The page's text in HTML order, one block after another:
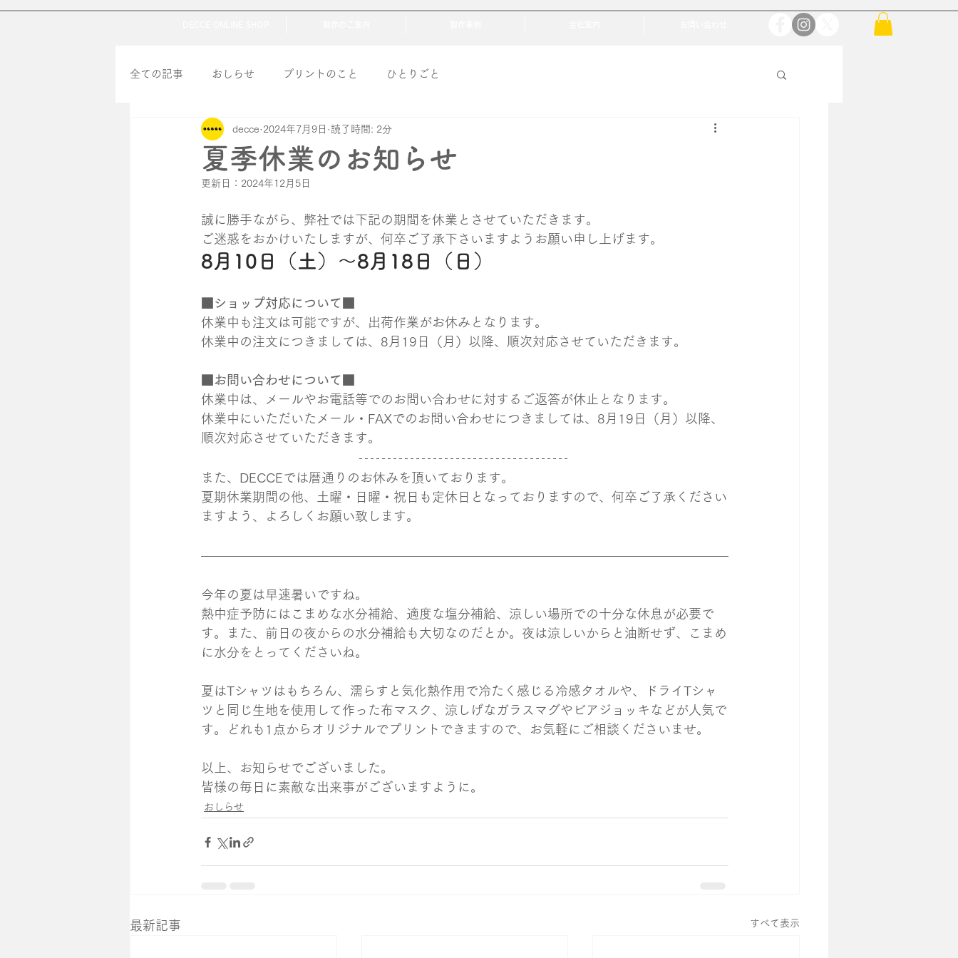
全ての記事 おしらせ プリントのこと ひとりごと
夏季休業のお知らせ
decce 2024年7月9日 読了時間: 2分
更新日： 2024年12月5日
誠に勝手ながら、弊社では下記の期間を休業とさせていただきます。
ご迷惑をおかけいたしますが、何卒ご了承下さいますようお願い申し上げます。
8月10日（土）〜8月18日（日）
■ショップ対応について■​
休業中も注文は可能ですが、出荷作業がお休みとなります。
休業中の注文につきましては、8月19日（月）以降、順次対応させていただきます。
​■お問い合わせについて■​
休業中は、メールやお電話等でのお問い合わせに対するご返答が休止となります。
休業中にいただいたメール・FAXでのお問い合わせにつきましては、8月19日（月）以降、
順次対応させていただきます。
また、DECCEでは暦通りのお休みを頂いております。
夏期休業期間の他、土曜・日曜・祝日も定休日となっておりますので、何卒ご了承ください
ますよう、よろしくお願い致します。
今年の夏は早速暑いですね。
熱中症予防にはこまめな水分補給、適度な塩分補給、涼しい場所での十分な休息が必要で
す。また、前日の夜からの水分補給も大切なのだとか。夜は涼しいからと油断せず、こまめ
に水分をとってくださいね。
夏はTシャツはもちろん、濡らすと気化熱作用で冷たく感じる冷感タオルや、ドライTシャ
ツと同じ生地を使用して作った布マスク、涼しげなガラスマグやビアジョッキなどが人気で
す。どれも1点からオリジナルでプリントできますので、お気軽にご相談くださいませ。
以上、お知らせでございました。
皆様の毎日に素敵な出来事がございますように。
おしらせ
最新記事 すべて表示